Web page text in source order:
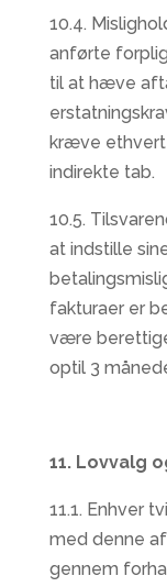
10.4.
anførte
til at hæve
kræve ethvert
indirekte tab.
10.5.
at indstille
fakturaer er
være
optil 3
11. Lovvalg
11.1. Enhver
med denne
gennem